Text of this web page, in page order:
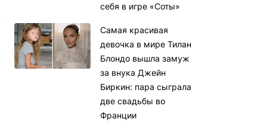
себя в игре «Соты»
Самая красивая
девочка в мире Тилан
Блондо вышла замуж
за внука Джейн
Биркин: пара сыграла
две свадьбы во
Франции